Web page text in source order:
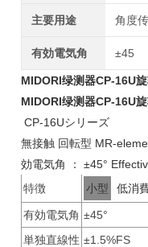
主要用途 角度
有効電気角 ±45
MIDORI绿测器CP-16U
MIDORI绿测器CP-16U
CP-16Uシリーズ
無接触 回転型 MR-
効電気角 ： ±45°
特徴
小型 低消
有効電気角 ±45°
単独直線性 ±1.5%FS